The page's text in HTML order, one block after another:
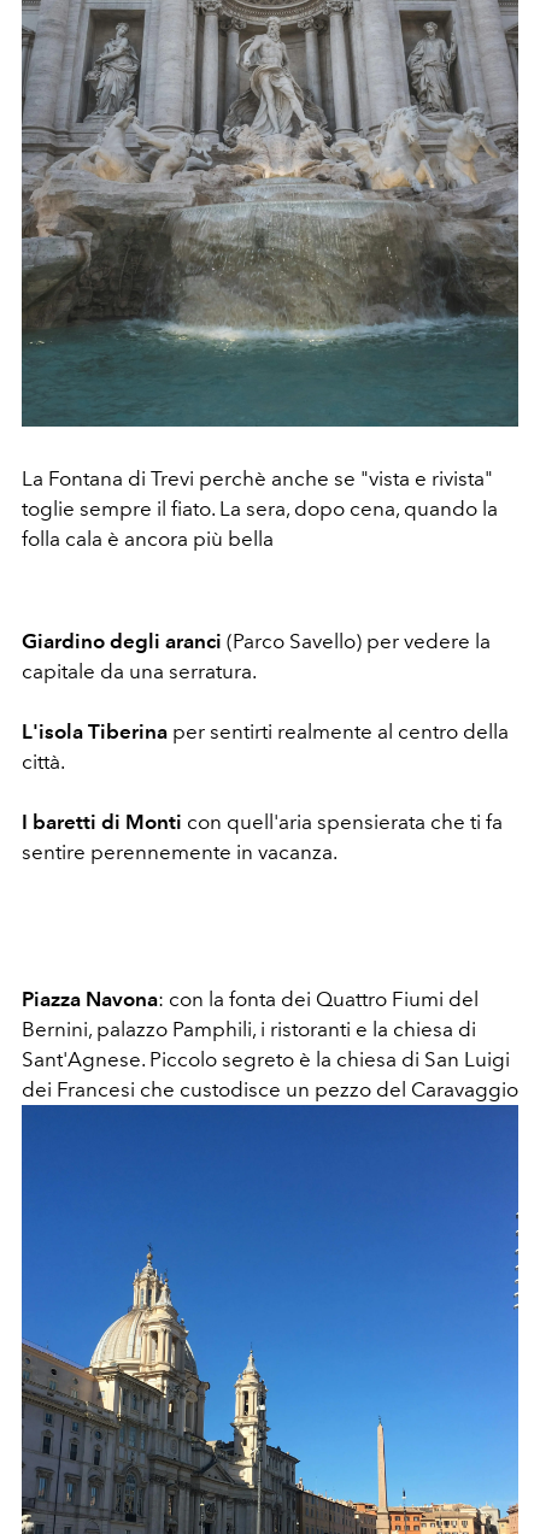
La Fontana di Trevi perchè anche se "vista e rivista"
toglie sempre il fiato. La sera, dopo cena, quando la
folla cala è ancora più bella
Giardino degli aranci (Parco Savello) per vedere la
capitale da una serratura.
L'isola Tiberina per sentirti realmente al centro della
città.
I baretti di Monti con quell'aria spensierata che ti fa
sentire perennemente in vacanza.
Piazza Navona: con la fonta dei Quattro Fiumi del
Bernini, palazzo Pamphili, i ristoranti e la chiesa di
Sant'Agnese. Piccolo segreto è la chiesa di San Luigi
dei Francesi che custodisce un pezzo del Caravaggio